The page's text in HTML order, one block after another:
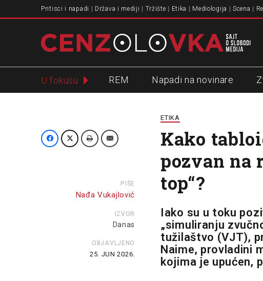
Pritisci i napadi Država i mediji Tržište Etika Mediologija Scena
U fokusu REM Napadi na novinare
PIŠE
Nađa Vukajlović
IZVOR
Danas
OBJAVLJENO
25. JUN 2026.
ETIKA
Kako
pozvan na
top“?
Iako su u toku
„simuliranju
tužilaštvo (VJT),
Naime, provladini
kojima je upućen,